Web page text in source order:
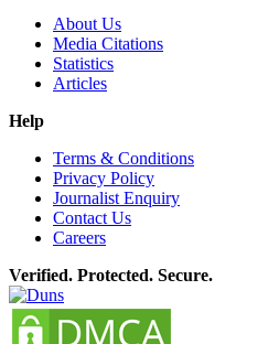
About Us
Media Citations
Statistics
Articles
Help
Terms & Conditions
Privacy Policy
Journalist Enquiry
Contact Us
Careers
Verified. Protected. Secure.